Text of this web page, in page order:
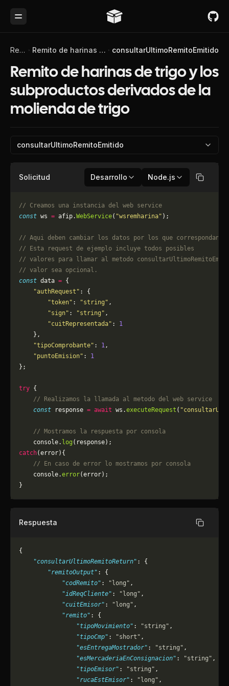
Toggle Menu
Referencia de API Remito de harinas de trigo y los subproductos derivados de la molienda de trigo consultarUltimoRemitoEmitido
Remito de harinas de trigo y los
subproductos derivados de la
molienda de trigo
consultarUltimoRemitoEmitido
Solicitud Desarrollo Node.js Copiar
// Creamos una instancia del web service
const ws = afip.WebService( "wsremharina" );
// Aqui deben cambiar los datos por los que correspondan.
// Esta request de ejemplo incluye todos posibles
// valores para llamar al metodo
// valor sea opcional.
const data = {
    "authRequest"
: {
        "token"
: "string" ,
        "sign"
: "string" ,
        "cuitRepresentada"
: 1
    },
    "tipoComprobante"
: 1,
    "puntoEmision"
: 1
};
try {
    // Realizamos la llamada al metodo del web service
    const
response = await ws.executeRequest (
    // Mostramos la respuesta por consola
    console.
log (response);
catch(error){
    // En caso de error lo mostramos por consola
	console.
error(error);
}
Respuesta Copiar
{
    "consultarUltimoRemitoReturn"
: {
        "remitoOutput"
: {
            "codRemito"
: "long" ,
            "idReqCliente"
: "long" ,
            "cuitEmisor"
: "long" ,
            "remito"
: {
                "tipoMovimiento"
: "string" ,
                "tipoCmp"
: "short" ,
                "esEntregaMostrador"
: "string" ,
                "esMercaderiaEnConsignacion"
: "string" ,
                "tipoEmisor"
: "string" ,
                "rucaEstEmisor"
: "long" ,